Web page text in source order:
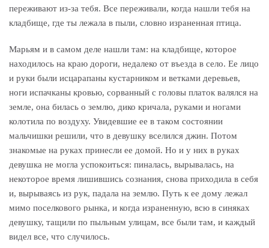
переживают из-за тебя. Все переживали, когда нашли тебя на
кладбище, где ты лежала в пыли, словно израненная птица.
Марьям и в самом деле нашли там: на кладбище, которое
находилось на краю дороги, недалеко от въезда в село. Ее лицо
и руки были исцарапаны кустарником и ветками деревьев,
ноги испачканы кровью, сорванный с головы платок валялся на
земле, она билась о землю, дико кричала, руками и ногами
колотила по воздуху. Увидевшие ее в таком состоянии
мальчишки решили, что в девушку вселился джин. Потом
знакомые на руках принесли ее домой. Но и у них в руках
девушка не могла успокоиться: пиналась, вырывалась, на
некоторое время лишившись сознания, снова приходила в себя
и, вырываясь из рук, падала на землю. Путь к ее дому лежал
мимо поселкового рынка, и когда израненную, всю в синяках
девушку, тащили по пыльным улицам, все были там, и каждый
видел все, что случилось.